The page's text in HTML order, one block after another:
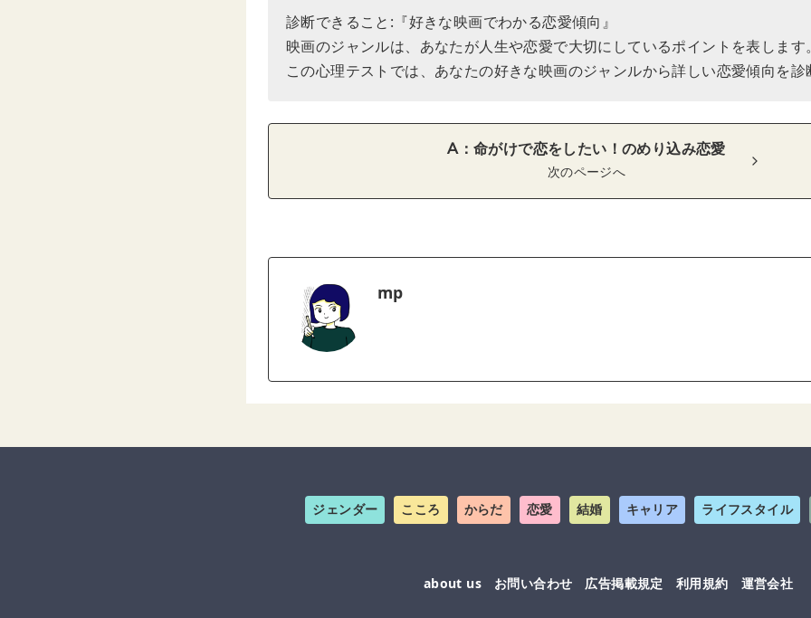
診断できること:『好きな映画でわかる恋愛傾向』
映画のジャンルは、あなたが人生や恋愛で大切にしているポイントを表します
この心理テストでは、あなたの好きな映画のジャンルから詳しい恋愛傾向を診
A：命がけで恋をしたい！のめり込み恋愛
次のページへ
mp
ジェンダー こころ からだ 恋愛 結婚 キャリア ライフスタイル
about us お問い合わせ 広告掲載規定 利用規約 運営会社